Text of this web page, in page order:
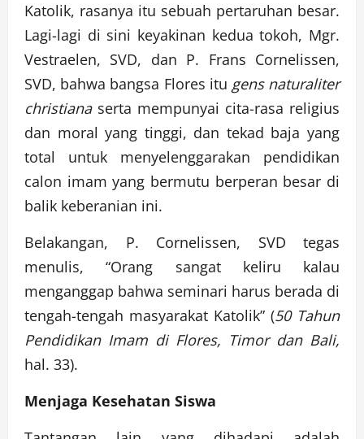
Katolik, rasanya itu sebuah pertaruhan besar.
Lagi-lagi di sini keyakinan kedua tokoh, Mgr.
Vestraelen, SVD, dan P. Frans Cornelissen,
SVD, bahwa bangsa Flores itu gens naturaliter
christianaserta mempunyai cita-rasa religius
dan moral yang tinggi, dan tekad baja yang
total untuk menyelenggarakan pendidikan
calon imam yang bermutu berperan besar di
balik keberanian ini.
Belakangan, P. Cornelissen, SVD tegas
menulis, “Orang sangat keliru kalau
menganggap bahwa seminari harus berada di
tengah-tengah masyarakat Katolik” (50 Tahun
Pendidikan Imam di Flores, Timor dan Bali,
hal. 33).
Menjaga Kesehatan Siswa